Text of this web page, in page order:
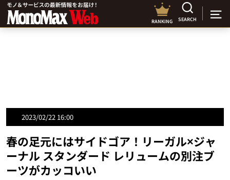
RANKING SEARCH
2023/02/22 16:00
春の足元にはサイドゴア！リーガル×ジャ
ーナル スタンダード レリュームの別注ブ
ーツがカッコいい